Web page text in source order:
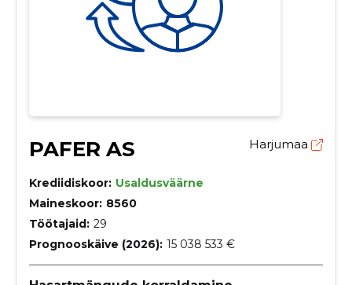
PAFER AS Harjumaa
Krediidiskoor: Usaldusväärne
Maineskoor: 8560
Töötajaid: 29
Prognooskäive (2026): 15 038 533 €